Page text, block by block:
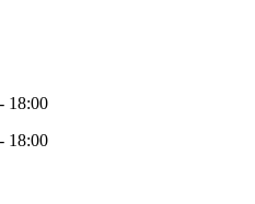
18:00
18:00